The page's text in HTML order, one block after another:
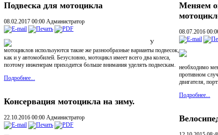
Подвеска для мотоцикла
08.02.2017 00:00 Администратор
У
мотоциклов используются такие же разнообразные варианты подвесок,
как и у автомобилей. Безусловно, мотоцикл имеет всего два колеса,
поэтому инженерам приходится больше внимания уделять подвескам.
Подробнее...
Консервация мотоцикла на зиму.
22.10.2016 00:00 Администратор
Меняем
08.07.2016
необходимо
противном
двигателя,
Подробнее...